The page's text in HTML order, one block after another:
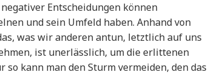
Entscheidungen können
und sein Umfeld haben. Anhand von
was wir anderen antun, letztlich auf uns
ist unerlässlich, um die erlittenen
kann man den Sturm vermeiden, den das